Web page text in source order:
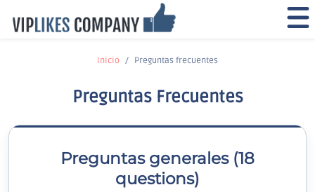
Inicio Preguntas frecuentes
Preguntas Frecuentes
Preguntas generales (18
questions)